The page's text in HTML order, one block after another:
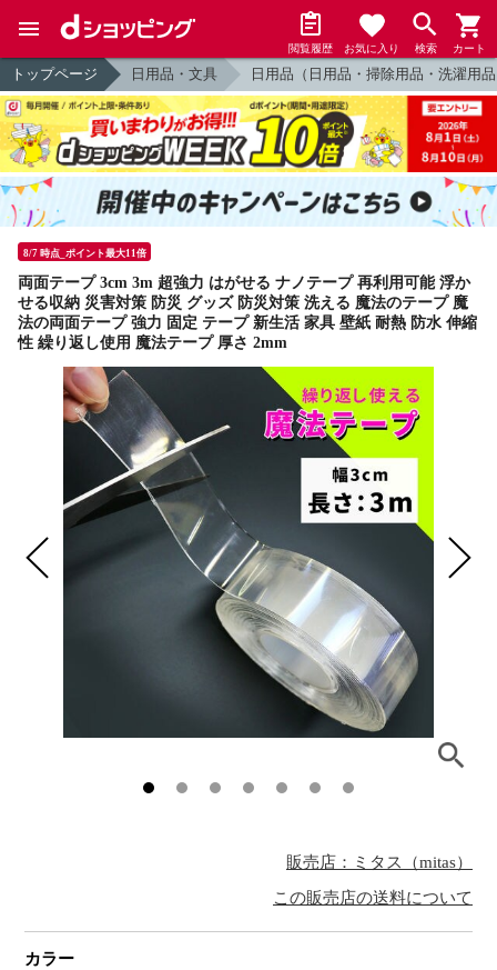
閲覧履歴 お気に入り 検索 カート
トップページ 日用品・文具 日用品（日用品・掃除用品・洗濯用
8/7 時点_ポイント最大11倍
両面テープ 3cm 3m 超強力 はがせる ナノテープ 再利用可能 浮か
せる収納 災害対策 防災 グッズ 防災対策 洗える 魔法のテープ 魔
法の両面テープ 強力 固定 テープ 新生活 家具 壁紙 耐熱 防水 伸縮
性 繰り返し使用 魔法テープ 厚さ 2mm
販売店：ミタス（mitas）
この販売店の送料について
カラー